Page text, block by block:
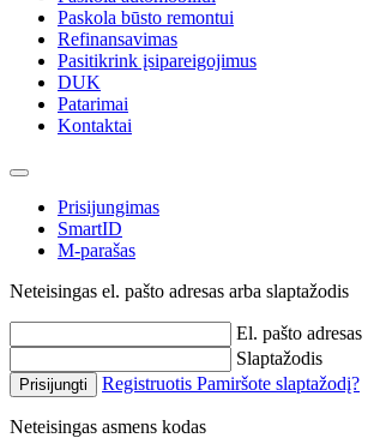
Paskola būsto remontui
Refinansavimas
Pasitikrink įsipareigojimus
DUK
Patarimai
Kontaktai
Prisijungimas
SmartID
M-parašas
Neteisingas el. pašto adresas arba slaptažodis
El. pašto adresas
Slaptažodis
Prisijungti Registruotis Pamiršote slaptažodį?
Neteisingas asmens kodas